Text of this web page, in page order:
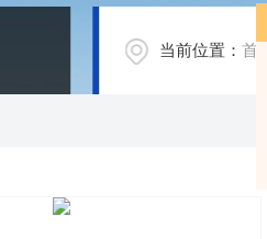
当前位置：首页